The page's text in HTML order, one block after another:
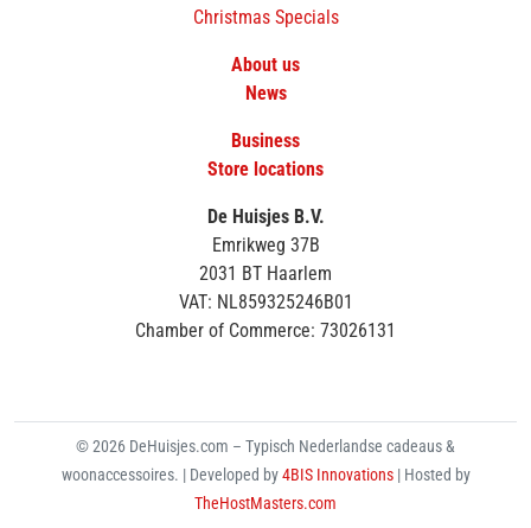
Christmas Specials
About us
News
Business
Store locations
De Huisjes B.V.
Emrikweg 37B
2031 BT Haarlem
VAT: NL859325246B01
Chamber of Commerce: 73026131
© 2026 DeHuisjes.com – Typisch Nederlandse cadeaus &
woonaccessoires. | Developed by4BIS Innovations | Hosted by
TheHostMasters.com